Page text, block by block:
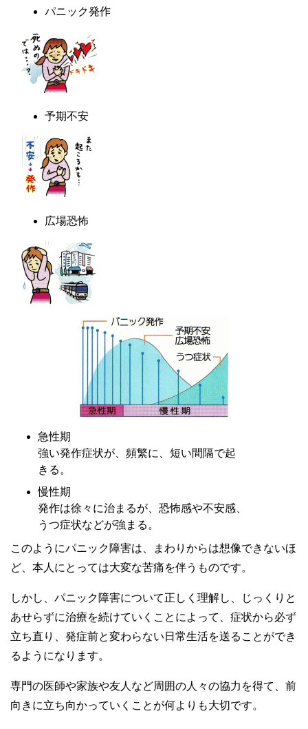
パニック発作
予期不安
広場恐怖
急性期
強い発作症状が、頻繁に、短い間隔で起
きる。
慢性期
発作は徐々に治まるが、恐怖感や不安感、
うつ症状などが強まる。
このようにパニック障害は、まわりからは想像できないほ
ど、本人にとっては大変な苦痛を伴うものです。
しかし、パニック障害について正しく理解し、じっくりと
あせらずに治療を続けていくことによって、症状から必ず
立ち直り、発症前と変わらない日常生活を送ることができ
るようになります。
専門の医師や家族や友人など周囲の人々の協力を得て、前
向きに立ち向かっていくことが何よりも大切です。